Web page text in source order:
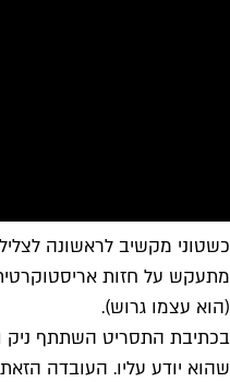
כשטוני מקשיב לראשונה
מתעקש על חזות
(הוא עצמו גרוש).
בכתיבת התסריט השתתף ניק
שהוא יודע עליו. העובדה